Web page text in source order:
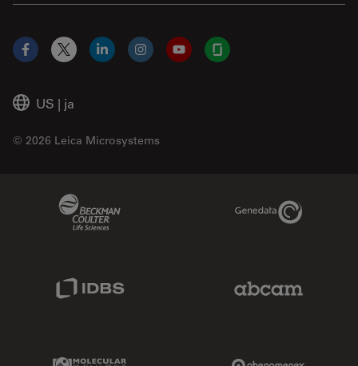
US | ja
© 2026 Leica Microsystems
Facebook
X LinkedInInstagramYouTubeGlassdoor
Genedata Link
Molecular Devices Link